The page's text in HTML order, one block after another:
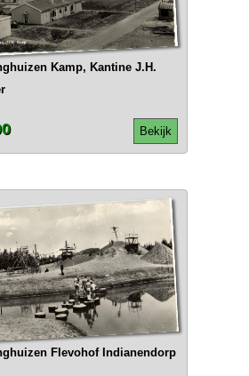
Kamp, Kantine J.H.
Bekijk
Flevohof Indianendorp